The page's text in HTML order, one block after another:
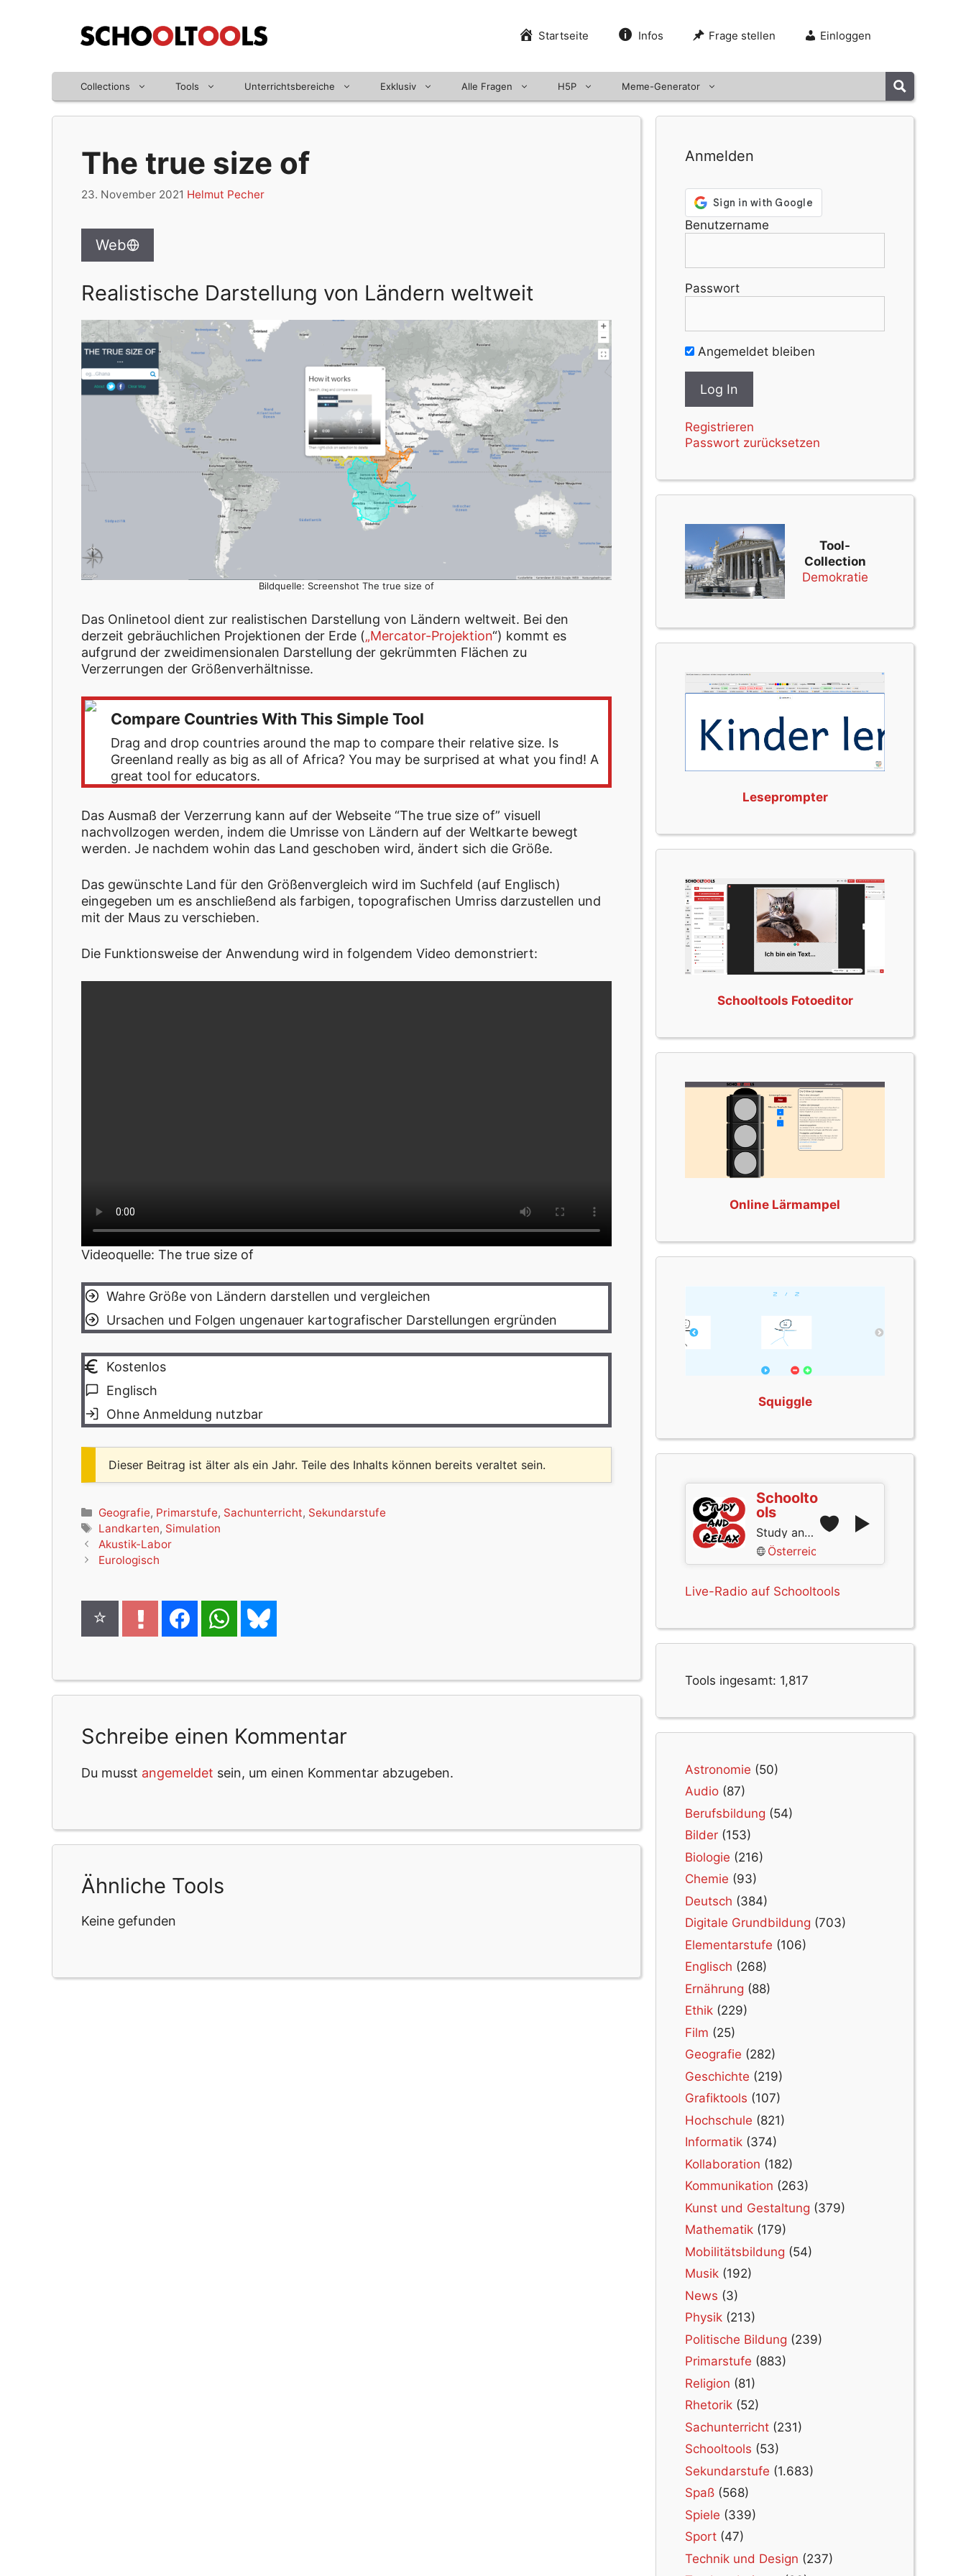
Startseite Infos Frage stellen Einloggen
Collections Tools Unterrichtsbereiche Exklusiv Alle Fragen H5P Meme-Generator
The true size of
23. November 2021 Helmut Pecher
Web
Realistische Darstellung von Ländern weltweit
Bildquelle: Screenshot The true size of
Das Onlinetool dient zur realistischen Darstellung von Ländern weltweit. Bei den
derzeit gebräuchlichen Projektionen der Erde („Mercator-Projektion“) kommt es
aufgrund der zweidimensionalen Darstellung der gekrümmten Flächen zu
Verzerrungen der Größenverhältnisse.
Compare Countries With This Simple Tool
Drag and drop countries around the map to compare their relative size. Is
Greenland really as big as all of Africa? You may be surprised at what you find! A
great tool for educators.
Das Ausmaß der Verzerrung kann auf der Webseite “The true size of” visuell
nachvollzogen werden, indem die Umrisse von Ländern auf der Weltkarte bewegt
werden. Je nachdem wohin das Land geschoben wird, ändert sich die Größe.
Das gewünschte Land für den Größenvergleich wird im Suchfeld (auf Englisch)
eingegeben um es anschließend als farbigen, topografischen Umriss darzustellen und
mit der Maus zu verschieben.
Die Funktionsweise der Anwendung wird in folgendem Video demonstriert:
Videoquelle: The true size of
Wahre Größe von Ländern darstellen und vergleichen
Ursachen und Folgen ungenauer kartografischer Darstellungen ergründen
Kostenlos
Englisch
Ohne Anmeldung nutzbar
Dieser Beitrag ist älter als ein Jahr. Teile des Inhalts können bereits veraltet sein.
Kategorien
Geografie, Primarstufe, Sachunterricht, Sekundarstufe
Schlagwörter
Landkarten, Simulation
Akustik-Labor
Eurologisch
Schreibe einen Kommentar
Du musst angemeldet sein, um einen Kommentar abzugeben.
Ähnliche Tools
Keine gefunden
Anmelden
Benutzername
Passwort
Angemeldet bleiben
Registrieren
Passwort zurücksetzen
Tool-
Collection
Demokratie
Leseprompter
Schooltools Fotoeditor
Online Lärmampel
Squiggle
Schoolto
ols
Study and Relax
Österreich
Live-Radio auf Schooltools
Tools ingesamt: 1,817
Astronomie (50)
Audio (87)
Berufsbildung (54)
Bilder (153)
Biologie (216)
Chemie (93)
Deutsch (384)
Digitale Grundbildung (703)
Elementarstufe (106)
Englisch (268)
Ernährung (88)
Ethik (229)
Film (25)
Geografie (282)
Geschichte (219)
Grafiktools (107)
Hochschule (821)
Informatik (374)
Kollaboration (182)
Kommunikation (263)
Kunst und Gestaltung (379)
Mathematik (179)
Mobilitätsbildung (54)
Musik (192)
News (3)
Physik (213)
Politische Bildung (239)
Primarstufe (883)
Religion (81)
Rhetorik (52)
Sachunterricht (231)
Schooltools (53)
Sekundarstufe (1.683)
Spaß (568)
Spiele (339)
Sport (47)
Technik und Design (237)